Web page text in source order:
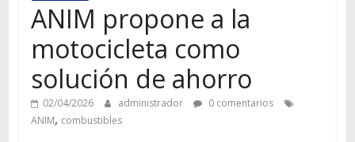
ANIM propone a la
motocicleta como
solución de ahorro
02/04/2026 administrador
0 comentarios
ANIM, combustibles